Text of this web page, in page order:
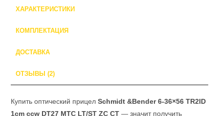
LT/ST
CT
163-
432-
E8)
ХАРАКТЕРИСТИКИ
КОМПЛЕКТАЦИЯ
ДОСТАВКА
ОТЗЫВЫ (2)
Купить оптический прицелSchmidt &Bender 6-36×56 TR2ID
1cm ccw DT27 MTC LT/ST ZC CT — значит получить